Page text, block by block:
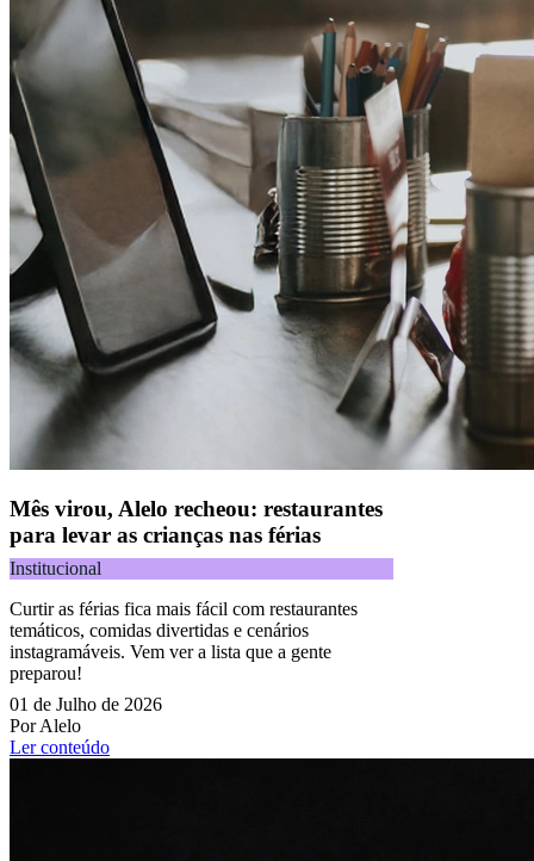
Mês virou, Alelo recheou: restaurantes
para levar as crianças nas férias
Institucional
Curtir as férias fica mais fácil com restaurantes
temáticos, comidas divertidas e cenários
instagramáveis. Vem ver a lista que a gente
preparou!
01 de Julho de 2026
Por Alelo
Ler conteúdo